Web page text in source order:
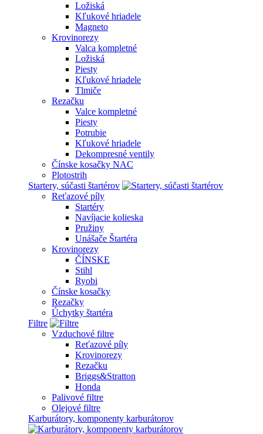
Ložiská
Kľukové hriadele
Magneto
Krovinorezy
Valca kompletné
Ložiská
Piesty
Kľukové hriadele
Tlmiče
Rezačku
Valce kompletné
Piesty
Potrubie
Kľukové hriadele
Dekompresné ventily
Čínske kosačky NAC
Plotostrih
Startery, súčasti štartérov
Reťazové píly
Startéry
Navíjacie kolieska
Pružiny
Unášače Štartéra
Krovinorezy
ČÍNSKE
Stihl
Ryobi
Čínske kosačky
Rezačky
Úchytky štartéra
Filtre
Vzduchové filtre
Reťazové píly
Krovinorezy
Rezačku
Briggs&Stratton
Honda
Palivové filtre
Olejové filtre
Karburátory, komponenty karburátorov